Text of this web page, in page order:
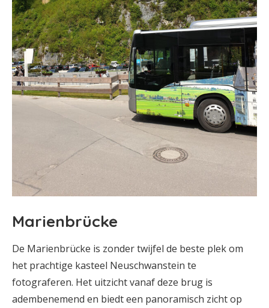
Marienbrücke
De Marienbrücke is zonder twijfel de beste plek om
het prachtige kasteel Neuschwanstein te
fotograferen. Het uitzicht vanaf deze brug is
adembenemend en biedt een panoramisch zicht op